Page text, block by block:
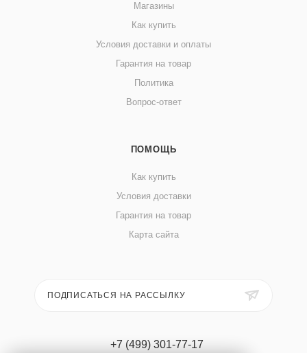
Магазины
Как купить
Условия доставки и оплаты
Гарантия на товар
Политика
Вопрос-ответ
ПОМОЩЬ
Как купить
Условия доставки
Гарантия на товар
Карта сайта
ПОДПИСАТЬСЯ НА РАССЫЛКУ
+7 (499) 301-77-17